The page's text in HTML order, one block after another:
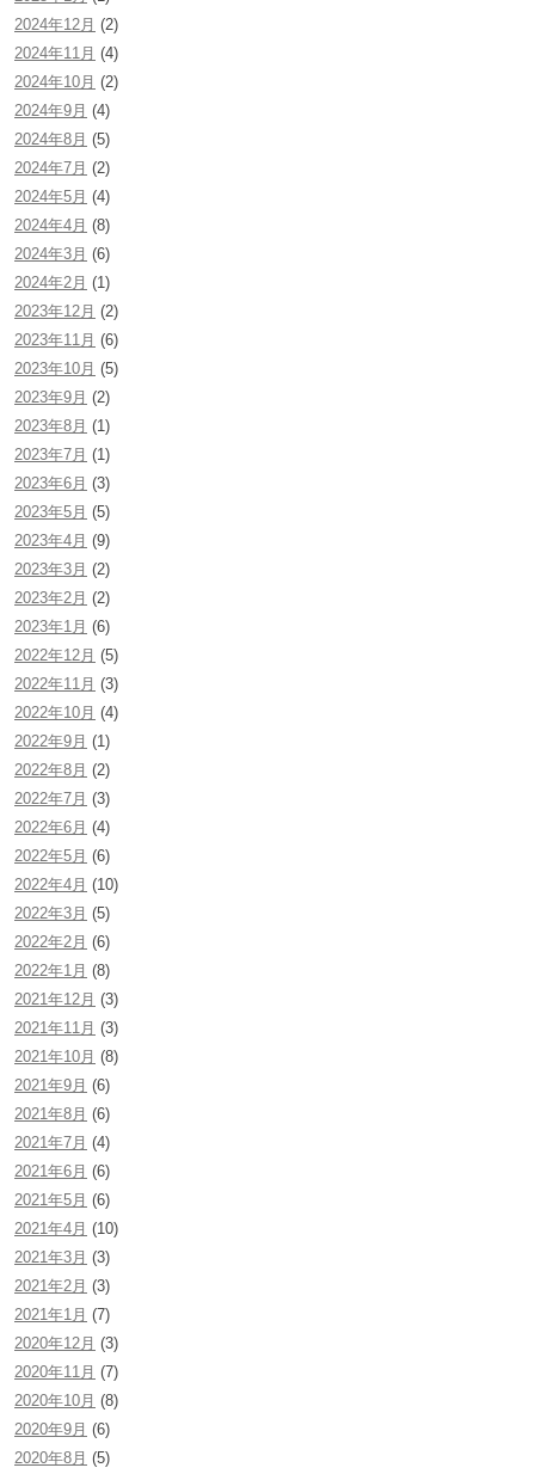
2024年12月 (2)
2024年11月 (4)
2024年10月 (2)
2024年9月 (4)
2024年8月 (5)
2024年7月 (2)
2024年5月 (4)
2024年4月 (8)
2024年3月 (6)
2024年2月 (1)
2023年12月 (2)
2023年11月 (6)
2023年10月 (5)
2023年9月 (2)
2023年8月 (1)
2023年7月 (1)
2023年6月 (3)
2023年5月 (5)
2023年4月 (9)
2023年3月 (2)
2023年2月 (2)
2023年1月 (6)
2022年12月 (5)
2022年11月 (3)
2022年10月 (4)
2022年9月 (1)
2022年8月 (2)
2022年7月 (3)
2022年6月 (4)
2022年5月 (6)
2022年4月 (10)
2022年3月 (5)
2022年2月 (6)
2022年1月 (8)
2021年12月 (3)
2021年11月 (3)
2021年10月 (8)
2021年9月 (6)
2021年8月 (6)
2021年7月 (4)
2021年6月 (6)
2021年5月 (6)
2021年4月 (10)
2021年3月 (3)
2021年2月 (3)
2021年1月 (7)
2020年12月 (3)
2020年11月 (7)
2020年10月 (8)
2020年9月 (6)
2020年8月 (5)